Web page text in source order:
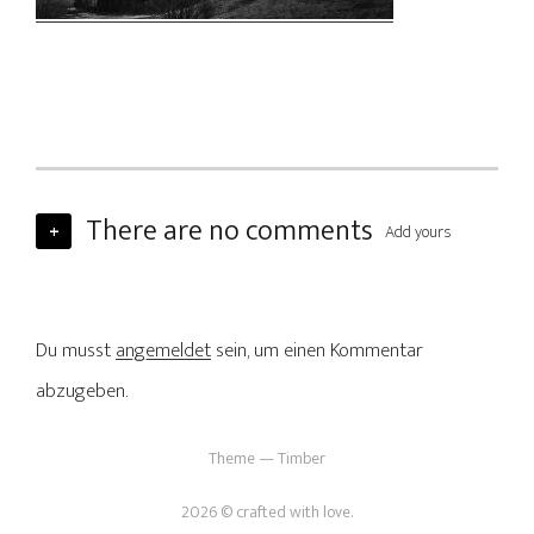
+ There are no comments Add yours
Du musstangemeldetsein, um einen Kommentar
abzugeben.
Theme — Timber
2026 © crafted with love.